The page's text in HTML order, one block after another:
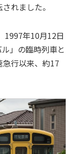
れました。
1997年10月12日
」の臨時列車と
行以来、約17